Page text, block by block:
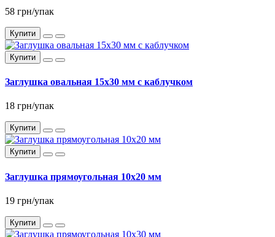
58 грн/упак
Купити
Купити
Заглушка овальная 15x30 мм с каблучком
18 грн/упак
Купити
Купити
Заглушка прямоугольная 10x20 мм
19 грн/упак
Купити